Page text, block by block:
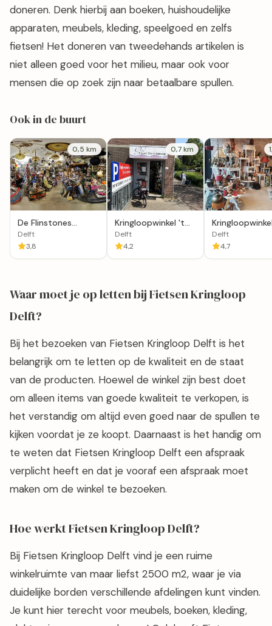
doneren. Denk hierbij aan boeken, huishoudelijke
apparaten, meubels, kleding, speelgoed en zelfs
fietsen! Het doneren van tweedehands artikelen is
niet alleen goed voor het milieu, maar ook voor
mensen die op zoek zijn naar betaalbare spullen.
Ook in de buurt
0,5 km
De Flinstones
Kringloopwinkel in
Delft
Delft
3,8
0,7 km
Kringloopwinkel 't
Goeie Doelen
Winkeltje
Delft
4,2
Leuke Boel in
Delft
4,7
Waar moet je op letten bij Fietsen Kringloop
Delft?
Bij het bezoeken van Fietsen Kringloop Delft is het
belangrijk om te letten op de kwaliteit en de staat
van de producten. Hoewel de winkel zijn best doet
om alleen items van goede kwaliteit te verkopen, is
het verstandig om altijd even goed naar de spullen te
kijken voordat je ze koopt. Daarnaast is het handig om
te weten dat Fietsen Kringloop Delft een afspraak
verplicht heeft en dat je vooraf een afspraak moet
maken om de winkel te bezoeken.
Hoe werkt Fietsen Kringloop Delft?
Bij Fietsen Kringloop Delft vind je een ruime
winkelruimte van maar liefst 2500 m2, waar je via
duidelijke borden verschillende afdelingen kunt vinden.
Je kunt hier terecht voor meubels, boeken, kleding,